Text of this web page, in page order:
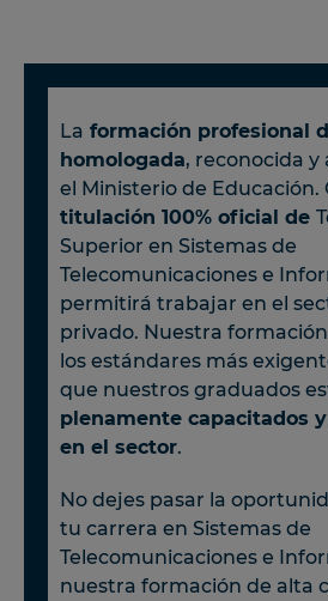
La formación profesional
homologada, reconocida
el Ministerio de Educación.
titulación 100% oficial de
Superior en Sistemas de
Telecomunicaciones e
permitirá trabajar en el
privado. Nuestra
los estándares más
que nuestros graduados
plenamente capacitados
en el sector.
No dejes pasar la
tu carrera en Sistemas de
Telecomunicaciones e
nuestra formación de alta